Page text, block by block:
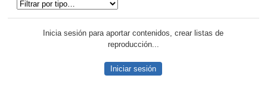
Inicia sesión para aportar contenidos, crear listas de
reproducción...
Iniciar sesión